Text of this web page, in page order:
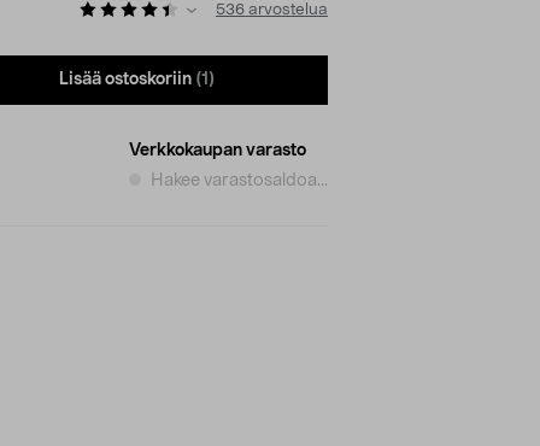
536 arvostelua
Lisää ostoskoriin (1)
Verkkokaupan varasto
Hakee varastosaldoa...